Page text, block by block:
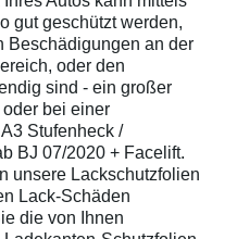
gut geschützt werden,
Beschädigungen an der
oder den
sind - ein großer
bei einer
Stufenheck /
BJ 07/2020 + Facelift.
unsere Lackschutzfolien
Lack-Schäden
die von Ihnen